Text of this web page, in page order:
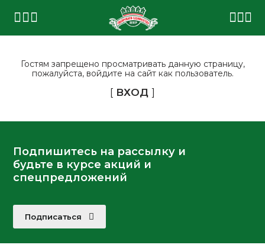
Гостям запрещено просматривать данную страницу,
пожалуйста, войдите на сайт как пользователь.
[ ВХОД ]
Подпишитесь на рассылку и
будьте в курсе акций и
спецпредложений
Подписаться